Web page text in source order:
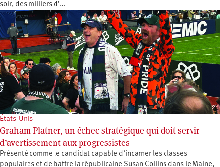
soir, des milliers d’…
États-Unis
Graham Platner, un échec stratégique qui doit servir
d’avertissement aux progressistes
Présenté comme le candidat capable d’incarner les classes
populaires et de battre la républicaine Susan Collins dans le Maine,